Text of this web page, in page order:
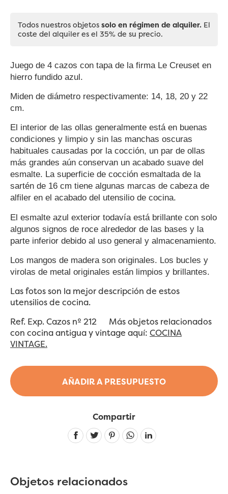
AÑADIR A PRESUPUESTO
Todos nuestros objetos solo en régimen de alquiler. El
coste del alquiler es el 35% de su precio.
Juego de 4 cazos con tapa de la firma Le Creuset en
hierro fundido azul.
Miden de diámetro respectivamente: 14, 18, 20 y 22
cm.
El interior de las ollas generalmente está en buenas
condiciones y limpio y sin las manchas oscuras
habituales causadas por la cocción, un par de ollas
más grandes aún conservan un acabado suave del
esmalte. La superficie de cocción esmaltada de la
sartén de 16 cm tiene algunas marcas de cabeza de
alfiler en el acabado del utensilio de cocina.
El esmalte azul exterior todavía está brillante con solo
algunos signos de roce alrededor de las bases y la
parte inferior debido al uso general y almacenamiento.
Los mangos de madera son originales. Los bucles y
virolas de metal originales están limpios y brillantes.
Las fotos son la mejor descripción de estos
utensilios de cocina.
Ref. Exp. Cazos nº 212 Más objetos relacionados
con cocina antigua y vintage aquí: COCINA
VINTAGE.
Compartir
Linkedin
Objetos relacionados